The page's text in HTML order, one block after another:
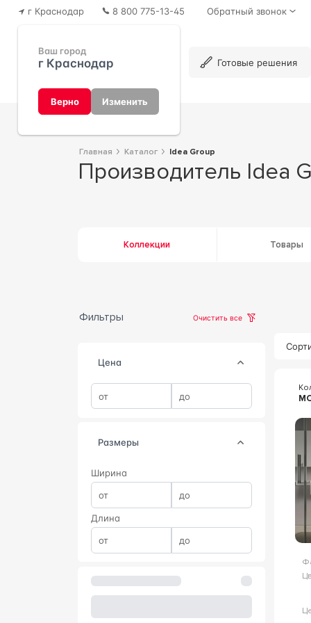
г Краснодар
Ваш город
г Краснодар
Верно Изменить
8 800 775-13-45 Обратный звонок
Готовые решения
Главная Каталог Idea Group
Производитель Idea
Коллекции Товары
Фильтры Очистить все
Цена
Размеры
Ширина
Длина